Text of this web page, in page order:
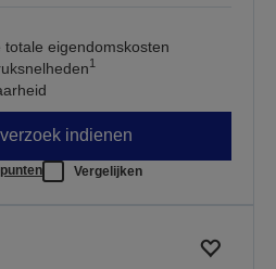
eigendomskosten
1
indienen
Vergelijken